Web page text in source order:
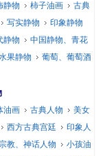
静物
柿子油画
古典
写实静物
印象静物
静物
中国静物、青花
果静物
葡萄、葡萄酒
油画
古典人物
美女
西方古典宫廷
印象人
教、神话人物
小孩油